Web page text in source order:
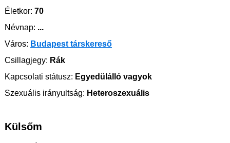
Életkor: 70
Névnap: ...
Város: Budapest társkereső
Csillagjegy: Rák
Kapcsolati státusz: Egyedülálló vagyok
Szexuális irányultság: Heteroszexuális
Külsőm